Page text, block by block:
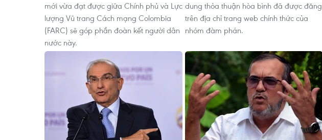
mới vừa đạt được giữa Chính phủ và Lực
lượng Vũ trang Cách mạng Colombia
(FARC) sẽ góp phần đoàn kết người dân
nước này.
dung thỏa thuận hòa bình đã được đăng
trên địa chỉ trang web chính thức của
nhóm đàm phán.